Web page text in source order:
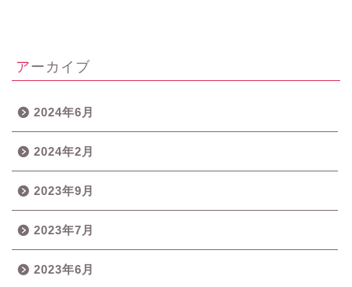
アーカイブ
2024年6月
2024年2月
2023年9月
2023年7月
2023年6月